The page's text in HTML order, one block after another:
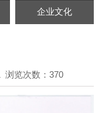
企业文化
浏览次数：370